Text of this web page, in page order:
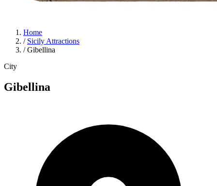
Home
/ Sicily Attractions
/ Gibellina
City
Gibellina